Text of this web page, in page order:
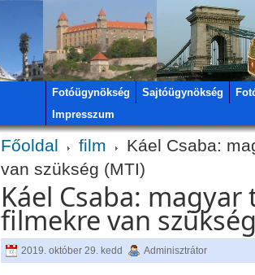
Fotóügynökség Sajtóügynökség
Impresszum
Főoldal film
Káel Csaba:
van szükség (MTI)
Káel Csaba:
filmekre van
2019. október 29. kedd Adminisztrátor